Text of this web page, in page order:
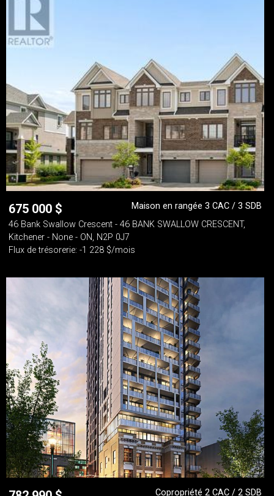
675 000 $
Maison en rangée 3 CAC / 3 SDB
46 Bank Swallow Crescent - 46 BANK SWALLOW CRESCENT,
Kitchener - None - ON, N2P 0J7
Flux de trésorerie: -1 228 $/mois
Copropriété 2 CAC / 2 SDB